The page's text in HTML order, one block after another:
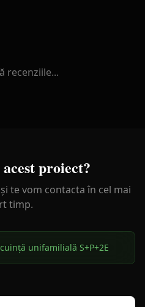
recenziile...
proiect?
te vom contacta în cel mai
timp.
unifamilială S+P+2E